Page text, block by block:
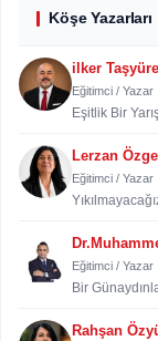
Köşe Yazarları
ilker
Eğitimci / Yazar
Eşitlik Bir
Lerzan
Eğitimci / Yazar
Eğitimci / Yazar
Bir
Rahşan